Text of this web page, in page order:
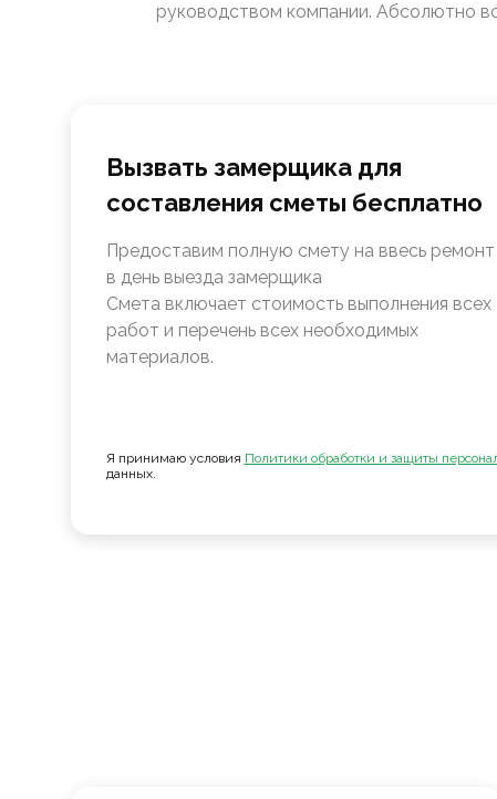
руководством компании. Абсолютно
Вызвать замерщика для
составления сметы бесплатно
Предоставим полную смету на ввесь ремонт
в день выезда замерщика
Смета включает стоимость выполнения всех
работ и перечень всех необходимых
материалов.
Я принимаю условия Политики обработки и защиты
данных.